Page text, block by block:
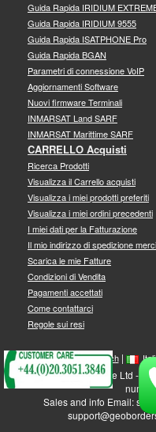
Guida Rapida IRIDIUM
Guida Rapida IRIDIUM 9555
Guida Rapida ISATPHONE Pro
Guida Rapida BGAN
Parametri di connessione VoIP
Aggiornamenti Software
Nuovi firmware Terminali
INMARSAT Land SARF
INMARSAT Marittime SARF
CARRELLO Acquisti
Ricerca Prodotti
Visualizza il Carrello acquisti
Visualizza i miei prodotti preferiti
Visualizza i miei ordini precedenti
I miei dati per la Fatturazione
Il mio indirizzo di spedizione merci
Scarica le mie Fatture
Condizioni di Vendita
Pagamenti accettati
Come contattarci
Regole sui resi
| English| French|
GEOBORDERS Satellite Ltd -
Sales and info Email: